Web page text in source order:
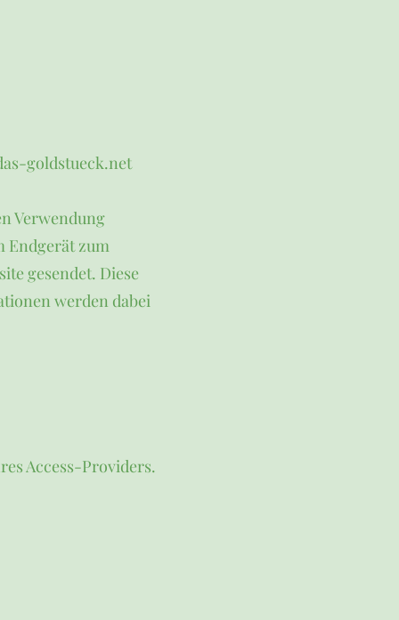
goldstueck.net
Verwendung
Endgerät zum
gesendet. Diese
werden dabei
Access-Providers.